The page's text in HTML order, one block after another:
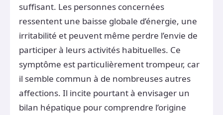
suffisant. Les personnes concernées
ressentent une baisse globale d’énergie, une
irritabilité et peuvent même perdre l’envie de
participer à leurs activités habituelles. Ce
symptôme est particulièrement trompeur, car
il semble commun à de nombreuses autres
affections. Il incite pourtant à envisager un
bilan hépatique pour comprendre l’origine